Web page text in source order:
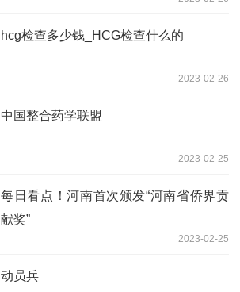
hcg检查多少钱_HCG检查什么的
2023-02-26
中国整合药学联盟
2023-02-25
每日看点！河南首次颁发“河南省侨界贡
献奖”
2023-02-25
动员兵